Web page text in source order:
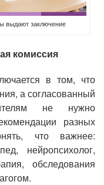
выдают заключение
комиссия
в том, что
а согласованный
не нужно
разных
что важнее:
нейропсихолог,
обследования